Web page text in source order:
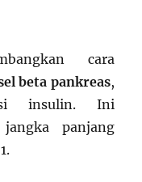
cara
beta pankreas,
insulin. Ini
panjang